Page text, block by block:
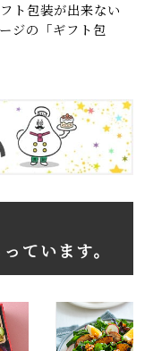
ト包装が出来ない
ジの「ギフト包
ています。